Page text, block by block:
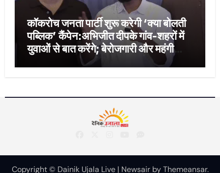
कॉकरोच जनता पार्टी शुरू करेगी ‘क्या बोलती
पब्लिक’ कैंपेन:अभिजीत दीपके गांव-शहरों में
युवाओं से बात करेंगे; बेरोजगारी और महंगी
Copyright © Dainik Ujala Live | NewsairbyThemeansar.